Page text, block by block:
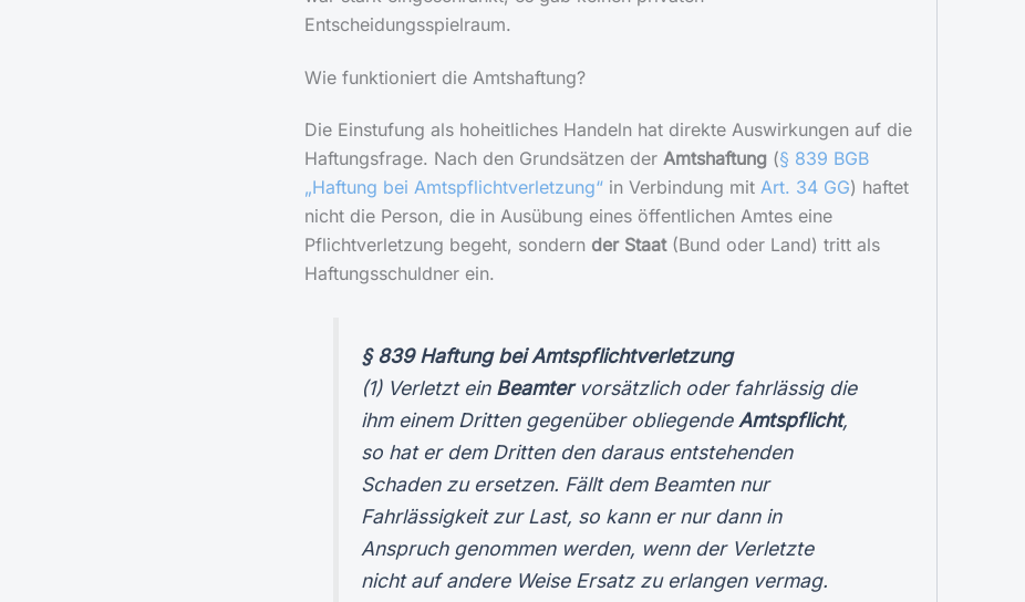
Entscheidungsspielraum.
Wie funktioniert die Amtshaftung?
Die Einstufung als hoheitliches Handeln hat direkte Auswirkungen auf die
Haftungsfrage. Nach den Grundsätzen der Amtshaftung(§ 839 BGB
„Haftung bei Amtspflichtverletzung“in Verbindung mit Art. 34 GG) haftet
nicht die Person, die in Ausübung eines öffentlichen Amtes eine
Pflichtverletzung begeht, sondern der Staat(Bund oder Land) tritt als
Haftungsschuldner ein.
§ 839 Haftung bei Amtspflichtverletzung
(1) Verletzt ein Beamtervorsätzlich oder fahrlässig die
ihm einem Dritten gegenüber obliegende Amtspflicht,
so hat er dem Dritten den daraus entstehenden
Schaden zu ersetzen. Fällt dem Beamten nur
Fahrlässigkeit zur Last, so kann er nur dann in
Anspruch genommen werden, wenn der Verletzte
nicht auf andere Weise Ersatz zu erlangen vermag.